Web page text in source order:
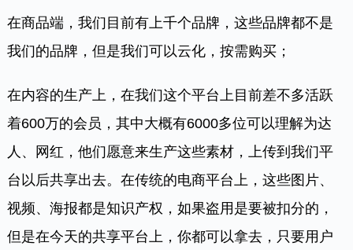
在商品端，我们目前有上千个品牌，这些品牌都不是
我们的品牌，但是我们可以云化，按需购买；
在内容的生产上，在我们这个平台上目前差不多活跃
着600万的会员，其中大概有6000多位可以理解为达
人、网红，他们愿意来生产这些素材，上传到我们平
台以后共享出去。在传统的电商平台上，这些图片、
视频、海报都是知识产权，如果盗用是要被扣分的，
但是在今天的共享平台上，你都可以拿去，只要用户